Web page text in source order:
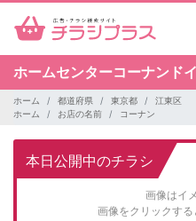
ホームセンターコーナンド
ホーム 都道府県 東京都
江東区
ホーム
お店の名前 コーナン
本日公開中のチラシ
画像はイ
画像をクリックする